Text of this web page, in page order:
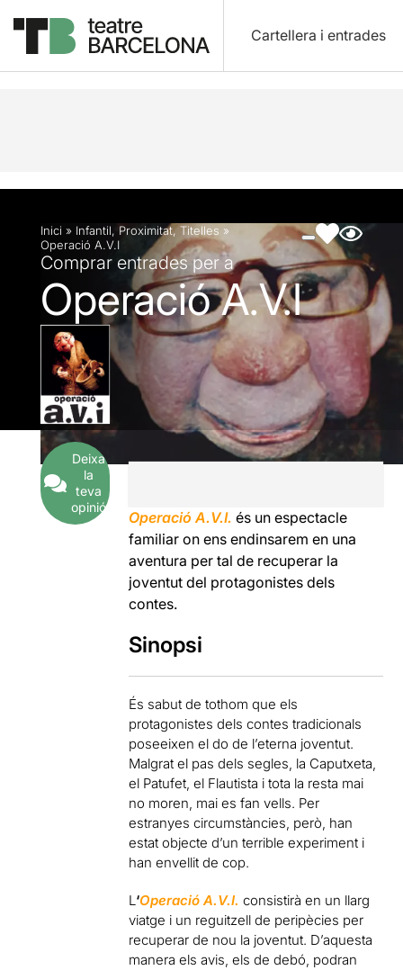
Cartellera i entrades
Descripció Fitxa artística Fotos i vídeos
Inici » Infantil, Proximitat,Titelles »
Operació A.V.I
Comprar entrades per a
Operació A.V.I
Deixa
la
teva
opinió
Operació A.V.I. és un espectacle
familiar on ens endinsarem en una
aventura per tal de recuperar la
joventut del protagonistes dels
contes.
Sinopsi
És sabut de tothom que els
protagonistes dels contes tradicionals
poseeixen el do de l’eterna joventut.
Malgrat el pas dels segles, la Caputxeta,
el Patufet, el Flautista i tota la resta mai
no moren, mai es fan vells. Per
estranyes circumstàncies, però, han
estat objecte d’un terrible experiment i
han envellit de cop.
L‘Operació A.V.I. consistirà en un llarg
viatge i un reguitzell de peripècies per
recuperar de nou la joventut. D’aquesta
manera els avis, els de debó, podran